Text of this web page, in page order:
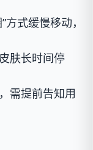
式缓慢移动，
肤长时间停
需提前告知用